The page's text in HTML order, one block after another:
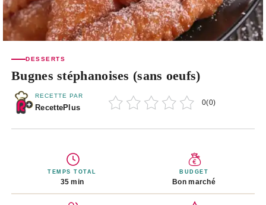
DESSERTS
Bugnes stéphanoises (sans oeufs)
RECETTE PAR
RecettePlus
0(0)
TEMPS TOTAL
35 min
BUDGET
Bon marché